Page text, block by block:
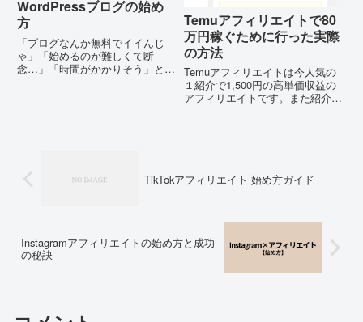
WordPressブログの始め
方
「ブログなんか無料でイイんじ
ゃ」「始めるのが難しくて断
念…」「時間がかかりそう」と心
Temuアフィリエイトで80
万円稼ぐために行った実際
の方法
Temuアフィリエイトは今人気の
１紹介で1,500円の高単価収益の
アフィリエイトです。また紹介者
TikTokアフィリエイト 始め方ガイド
Instagramアフィリエイトの始め方と成功
の秘訣